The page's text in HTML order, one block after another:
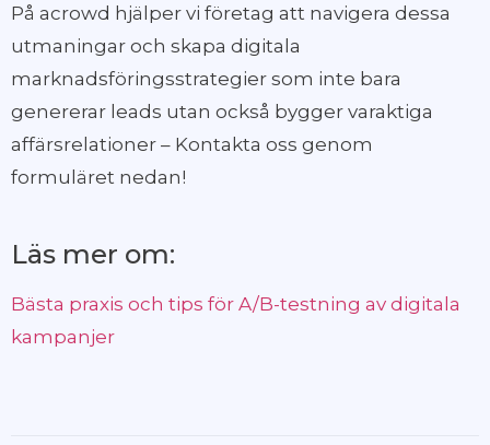
På acrowd hjälper vi företag att navigera dessa
utmaningar och skapa digitala
marknadsföringsstrategier som inte bara
genererar leads utan också bygger varaktiga
affärsrelationer – Kontakta oss genom
formuläret nedan!
Läs mer om:
Bästa praxis och tips för A/B-testning av digitala
kampanjer